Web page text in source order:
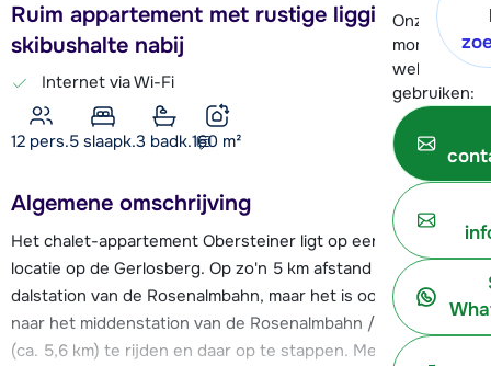
Onze
moment
wel alvast
gebruiken:
Ruim appartement met rustige ligging,
skibushalte nabij
Internet via Wi-Fi
12 pers.5 slaapk.3 badk.160 m²
Algemene omschrijving
Het chalet-appartement Obersteiner ligt op een rustige
locatie op de Gerlosberg. Op zo'n 5 km afstand vind je het
dalstation van de Rosenalmbahn, maar het is ook mogelijk om
naar het middenstation van de Rosenalmbahn / Karspitzbahn
(ca. 5,6 km) te rijden en daar op te stappen. Met deze liften